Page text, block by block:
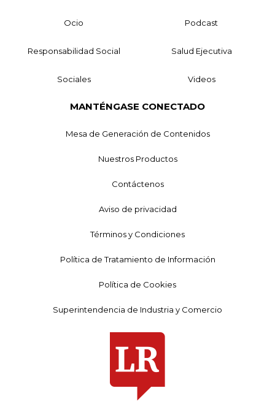
Ocio Podcast
Responsabilidad Social Salud Ejecutiva
Sociales Videos
MANTÉNGASE CONECTADO
Mesa de Generación de Contenidos
Nuestros Productos
Contáctenos
Aviso de privacidad
Términos y Condiciones
Política de Tratamiento de Información
Política de Cookies
Superintendencia de Industria y Comercio